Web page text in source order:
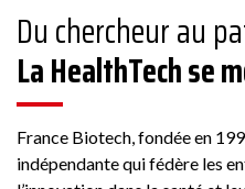
Du chercheur au
La HealthTech se
France Biotech, fondée en
indépendante qui fédère les